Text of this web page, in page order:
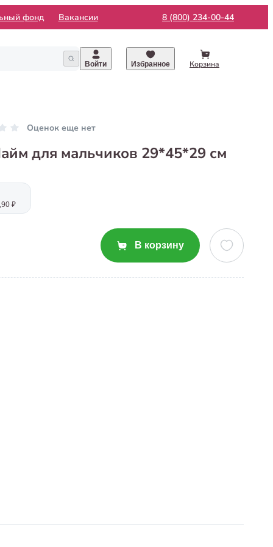
фонд Вакансии 8 (800) 234-00-44
Войти Избранное Корзина
Оценок еще нет
для мальчиков 29*45*29 см
₽
В корзину